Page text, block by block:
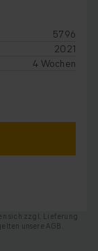
5796
2021
4 Wochen
sich zzgl. Lieferung
unsere AGB.